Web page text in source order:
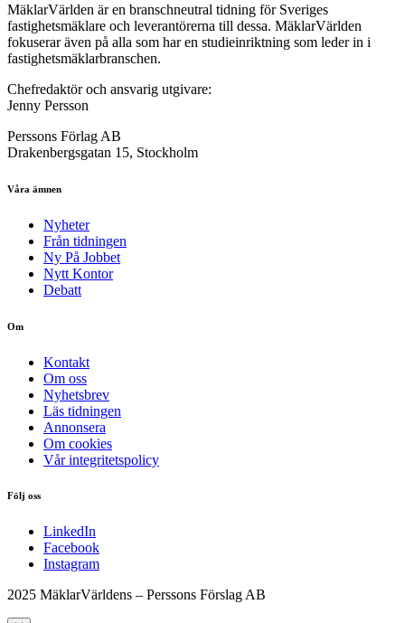
MäklarVärlden är en branschneutral tidning för Sveriges
fastighetsmäklare och leverantörerna till dessa. MäklarVärlden
fokuserar även på alla som har en studieinriktning som leder in i
fastighetsmäklarbranschen.
Chefredaktör och ansvarig utgivare:
Jenny Persson
Perssons Förlag AB
Drakenbergsgatan 15, Stockholm
Våra ämnen
Nyheter
Från tidningen
Ny På Jobbet
Nytt Kontor
Debatt
Om
Kontakt
Om oss
Nyhetsbrev
Läs tidningen
Annonsera
Om cookies
Vår integritetspolicy
Följ oss
LinkedIn
Facebook
Instagram
2025 MäklarVärldens – Perssons Förslag AB